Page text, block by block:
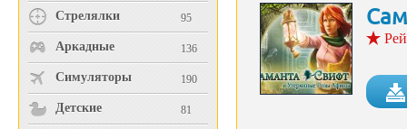
Стрелялки 95
Аркадные 136
Симуляторы 190
Детские 81